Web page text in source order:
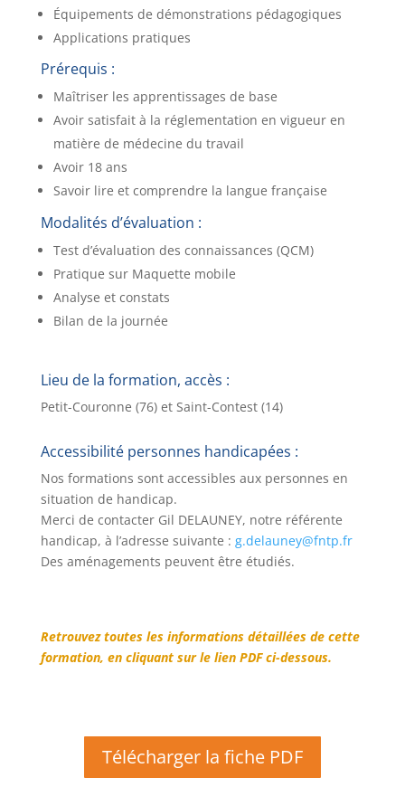
Équipements de démonstrations pédagogiques
Applications pratiques
Prérequis :
Maîtriser les apprentissages de base
Avoir satisfait à la réglementation en vigueur en
matière de médecine du travail
Avoir 18 ans
Savoir lire et comprendre la langue française
Modalités d’évaluation :
Test d’évaluation des connaissances (QCM)
Pratique sur Maquette mobile
Analyse et constats
Bilan de la journée
Lieu de la formation, accès :
Petit-Couronne (76) et Saint-Contest (14)
Accessibilité personnes handicapées :
Nos formations sont accessibles aux personnes en
situation de handicap.
Merci de contacter Gil DELAUNEY, notre référente
handicap, à l’adresse suivante : g.delauney@fntp.fr
Des aménagements peuvent être étudiés.
Retrouvez toutes les informations détaillées de cette
formation, en cliquant sur le lien PDF ci-dessous.
Télécharger la fiche PDF